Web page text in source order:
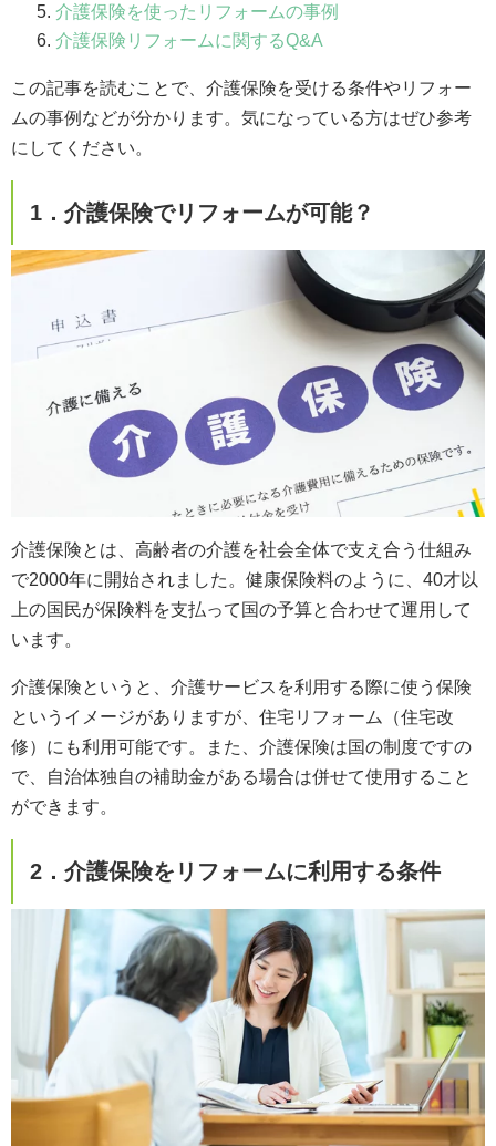
介護保険を使ったリフォームの事例
介護保険リフォームに関するQ&A
この記事を読むことで、介護保険を受ける条件やリフォー
ムの事例などが分かります。気になっている方はぜひ参考
にしてください。
1．介護保険でリフォームが可能？
介護保険とは、高齢者の介護を社会全体で支え合う仕組み
で2000年に開始されました。健康保険料のように、40才以
上の国民が保険料を支払って国の予算と合わせて運用して
います。
介護保険というと、介護サービスを利用する際に使う保険
というイメージがありますが、住宅リフォーム（住宅改
修）にも利用可能です。また、介護保険は国の制度ですの
で、自治体独自の補助金がある場合は併せて使用すること
ができます。
2．介護保険をリフォームに利用する条件